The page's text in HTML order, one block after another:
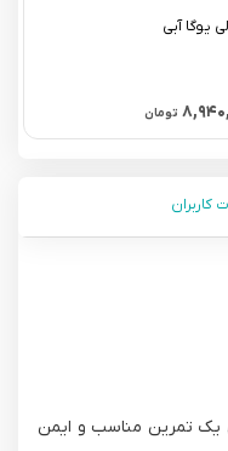
یوگا آبی
تومان
کاربران
یک تمرین مناسب و ایمن